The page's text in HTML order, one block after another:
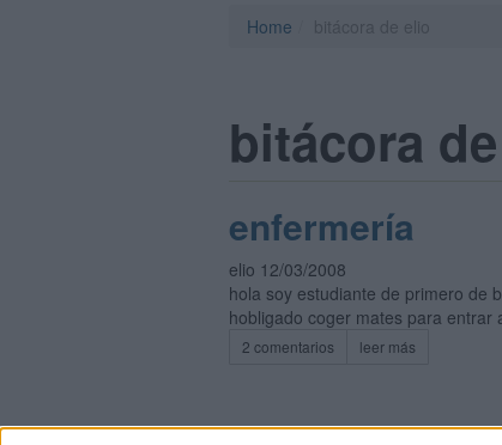
Home
bitácora
enfermería
elio 12/03/2008
hola soy estudiante de primero de
hobligado coger mates para entrar
2 comentarios leer más